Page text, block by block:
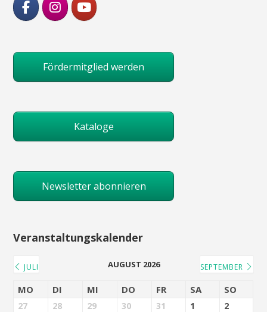
Fördermitglied werden
Kataloge
Newsletter abonnieren
Veranstaltungskalender
JULI AUGUST 2026 SEPTEMBER
MO DI MI DO FR SA SO
27 28 29 30 31 1 2